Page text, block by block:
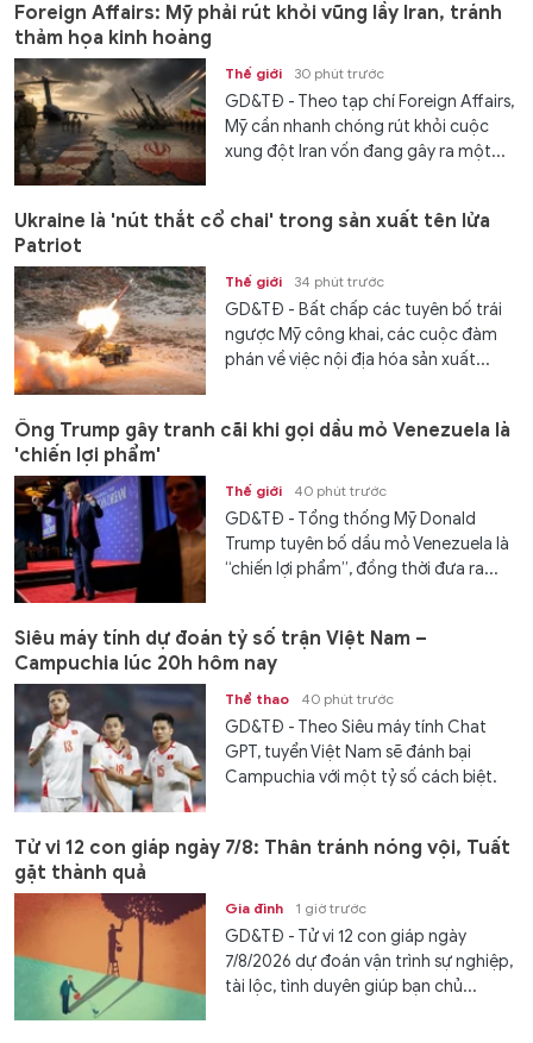
Foreign Affairs: Mỹ phải rút khỏi vũng lầy Iran, tránh
thảm họa kinh hoàng
Thế giới 30 phút trước
GD&TĐ - Theo tạp chí Foreign Affairs,
Mỹ cần nhanh chóng rút khỏi cuộc
xung đột Iran vốn đang gây ra một...
Ukraine là 'nút thắt cổ chai' trong sản xuất tên lửa
Patriot
Thế giới 34 phút trước
GD&TĐ - Bất chấp các tuyên bố trái
ngược Mỹ công khai, các cuộc đàm
phán về việc nội địa hóa sản xuất...
Ông Trump gây tranh cãi khi gọi dầu mỏ Venezuela là
'chiến lợi phẩm'
Thế giới 40 phút trước
GD&TĐ - Tổng thống Mỹ Donald
Trump tuyên bố dầu mỏ Venezuela là
“chiến lợi phẩm”, đồng thời đưa ra...
Siêu máy tính dự đoán tỷ số trận Việt Nam –
Campuchia lúc 20h hôm nay
Thể thao 40 phút trước
GD&TĐ - Theo Siêu máy tính Chat
GPT, tuyển Việt Nam sẽ đánh bại
Campuchia với một tỷ số cách biệt.
Tử vi 12 con giáp ngày 7/8: Thân tránh nóng vội, Tuất
gặt thành quả
Gia đình 1 giờ trước
GD&TĐ - Tử vi 12 con giáp ngày
7/8/2026 dự đoán vận trình sự nghiệp,
tài lộc, tình duyên giúp bạn chủ...